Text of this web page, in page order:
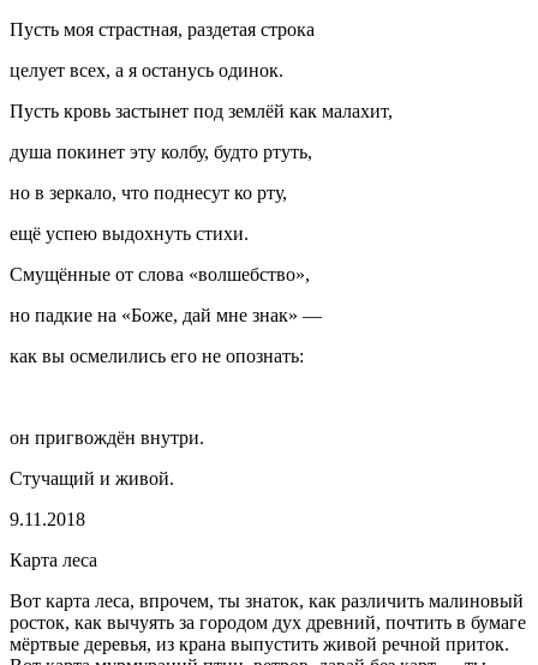
Пусть моя страстная, раздетая строка
целует всех, а я останусь одинок.
Пусть кровь застынет под землёй как малахит,
душа покинет эту колбу, будто ртуть,
но в зеркало, что поднесут ко рту,
ещё успею выдохнуть стихи.
Смущённые от слова «волшебство»,
но падкие на «Боже, дай мне знак» —
как вы осмелились его не опознать:
он пригвождён внутри.
Стучащий и живой.
9.11.2018
Карта леса
Вот карта леса, впрочем, ты знаток, как различить малиновый
росток, как вычуять за городом дух древний, почтить в бумаге
мёртвые деревья, из крана выпустить живой речной приток.